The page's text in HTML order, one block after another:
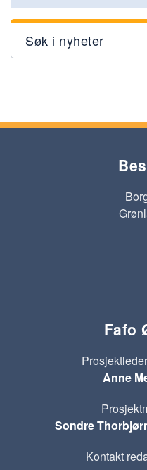
Søk i nyheter
Fafo
Anne
Sondre
Kontakt